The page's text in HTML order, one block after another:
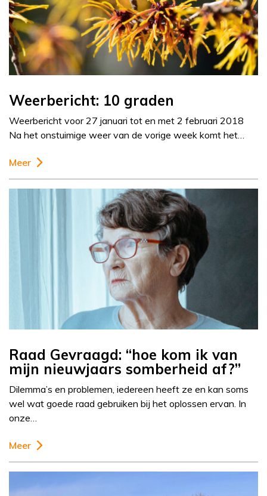
Weerbericht: 10 graden
Weerbericht voor 27 januari tot en met 2 februari 2018
Na het onstuimige weer van de vorige week komt het…
Meer
Raad Gevraagd: “hoe kom ik van
mijn nieuwjaars somberheid af?”
Dilemma’s en problemen, iedereen heeft ze en kan soms
wel wat goede raad gebruiken bij het oplossen ervan. In
onze…
Meer